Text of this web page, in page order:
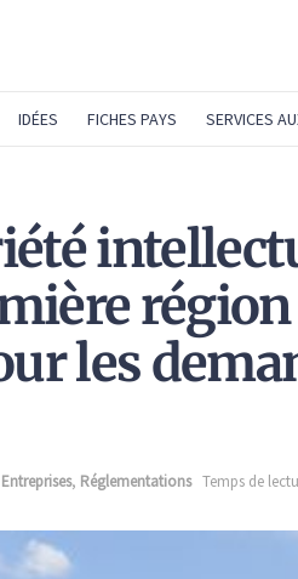
IDÉES FICHES PAYS SERVICES
région
les
Entreprises, Réglementations Temps de